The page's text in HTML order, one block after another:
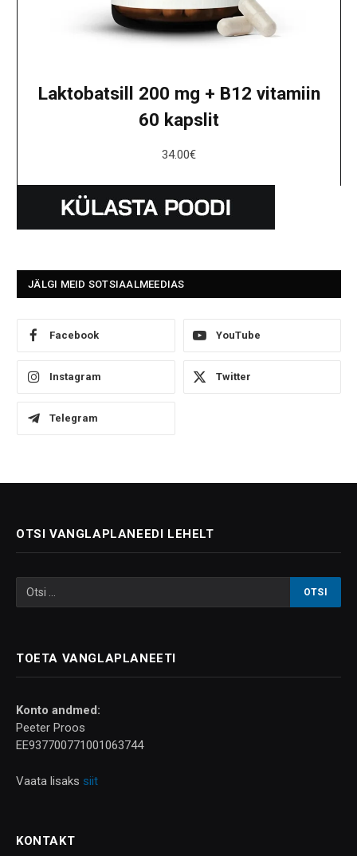
Laktobatsill 200 mg + B12 vitamiin
60 kapslit
34.00€
JÄLGI MEID SOTSIAALMEEDIAS
Facebook YouTube
Instagram Twitter
Telegram
OTSI VANGLAPLANEEDI LEHELT
TOETA VANGLAPLANEETI
Konto andmed:
Peeter Proos
EE937700771001063744
Vaata lisaks siit
KONTAKT